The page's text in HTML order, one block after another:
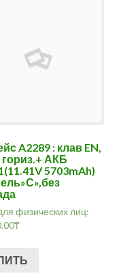
A2289 : клав EN,
АКБ
5703mAh)
физических лиц:
₸